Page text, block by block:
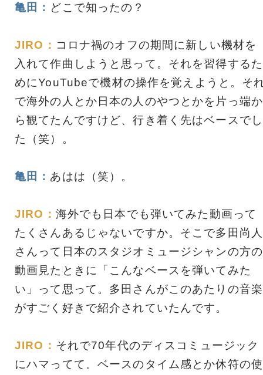
亀田： どこで知ったの？
JIRO： コロナ禍のオフの期間に新しい機材を
入れて作曲しようと思って。それを習得するた
めにYouTubeで機材の操作を覚えようと。そ
で海外の人とか日本の人のやつとかを片っ端か
ら観てたんですけど、行き着く先はベースでし
た（笑）。
亀田： あはは（笑）。
JIRO： 海外でも日本でも弾いてみた動画って
たくさんあるじゃないですか。そこで多田尚人
さんって日本のスタジオミュージシャンの方の
動画見たときに「こんなベースを弾いてみた
い」って思って。多田さんがこのあたりの音楽
がすごく好きで紹介されていたんです。
JIRO： それで70年代のディスコミュージック
にハマってて。ベースのタイム感とか休符の使